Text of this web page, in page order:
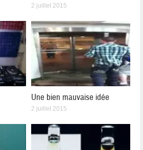
2 juillet 2015
Une bien mauvaise idée
2 juillet 2015